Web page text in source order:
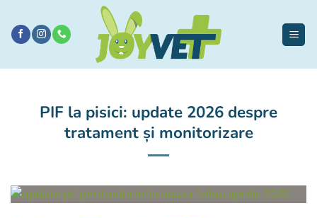
conținut
PIF la pisici: update 2026 despre
tratament și monitorizare